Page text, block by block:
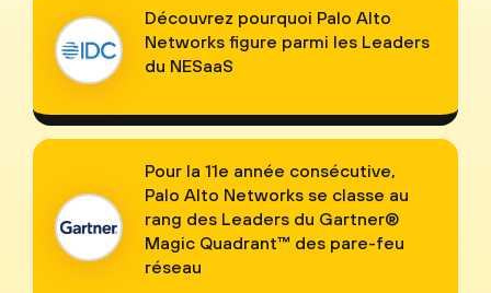
Découvrez pourquoi Palo Alto
Networks figure parmi les Leaders
du NESaaS
Pour la 11e année consécutive,
Palo Alto Networks se classe au
rang des Leaders du Gartner®
Magic Quadrant™ des pare-feu
réseau